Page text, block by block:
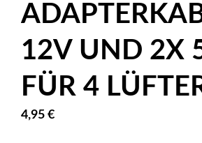
12V UND 2X
FÜR 4
4,95 €